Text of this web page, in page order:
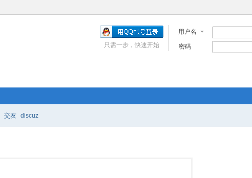
用户名
密码
只需一步，快速开始
交友 discuz